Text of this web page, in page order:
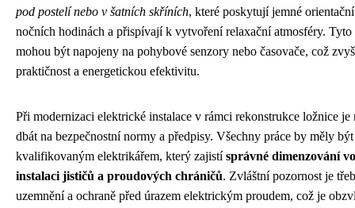
pod postelí nebo v šatních skříních, které poskytují jemné
nočních hodinách a přispívají k vytvoření relaxační atmosféry.
mohou být napojeny na pohybové senzory nebo časovače, což
praktičnost a energetickou efektivitu.
Při modernizaci elektrické instalace v rámci rekonstrukce ložnice je
dbát na bezpečnostní normy a předpisy. Všechny práce by měly
kvalifikovaným elektrikářem, který zajistísprávné dimenzování
instalaci jističů a proudových chráničů. Zvláštní pozornost je
uzemnění a ochraně před úrazem elektrickým proudem, což je